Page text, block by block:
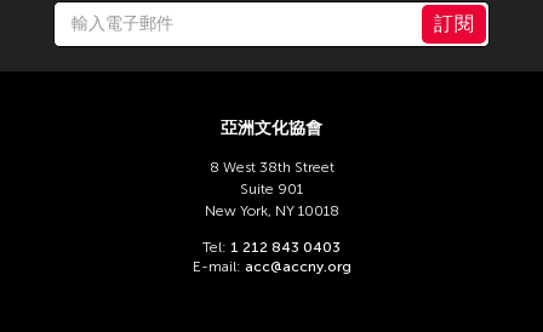
訂閱
亞洲文化協會
8 West 38th Street
Suite 901
New York, NY 10018
Tel: 1 212 843 0403
E-mail: acc@accny.org